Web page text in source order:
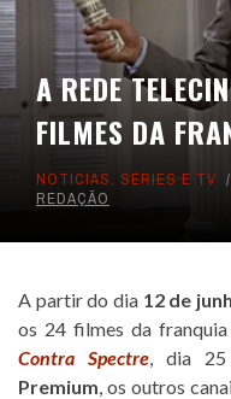
A REDE
FILMES DA
NOTICIAS, SÉRIES E TV
REDAÇÃO
A partir do dia 12 de
os 24 filmes da franquia
Contra Spectre, dia 25
Premium, os outros